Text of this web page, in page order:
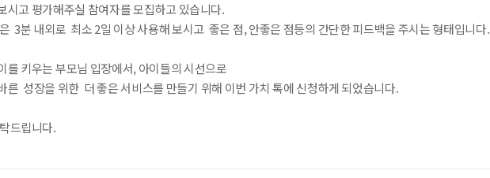
시고 평가해주실 참여자를 모집하고 있습니다.
3분 내외로 최소 2일 이상 사용해 보시고 좋은 점, 안좋은 점등의 간단한 피드백을 주시는 형태입니다.
를 키우는 부모님 입장에서, 아이들의 시선으로
른 성장을 위한 더 좋은 서비스를 만들기 위해 이번 가치 톡에 신청하게 되었습니다.
드립니다.